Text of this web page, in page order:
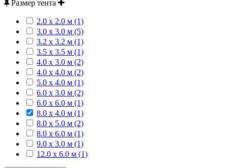
Размер тента
2.0 х 2.0 м (1)
3.0 x 3.0 м (5)
3.2 x 3.2 м (1)
3.5 x 3.5 м (1)
4.0 x 3.0 м (2)
4.0 x 4.0 м (2)
5.0 x 4.0 м (1)
6.0 x 3.0 м (2)
6.0 х 6.0 м (1)
8.0 х 4.0 м (1)
8.0 х 5.0 м (2)
8.0 x 6.0 м (1)
9.0 х 3.0 м (1)
12.0 х 6.0 м (1)